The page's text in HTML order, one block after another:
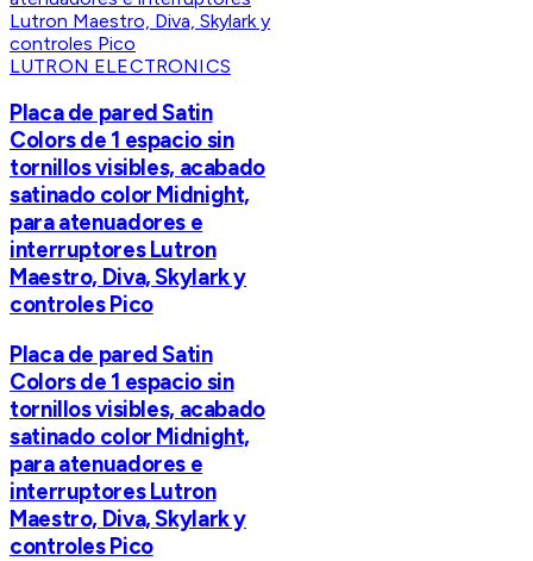
LUTRON ELECTRONICS
Placa de pared Satin
Colors de 1 espacio sin
tornillos visibles, acabado
satinado color Midnight,
para atenuadores e
interruptores Lutron
Maestro, Diva, Skylark y
controles Pico
Placa de pared Satin
Colors de 1 espacio sin
tornillos visibles, acabado
satinado color Midnight,
para atenuadores e
interruptores Lutron
Maestro, Diva, Skylark y
controles Pico